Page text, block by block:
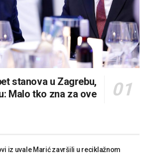
stanova u Zagrebu,
Malo tko zna za ove
iz uvale Marić završili u reciklažnom